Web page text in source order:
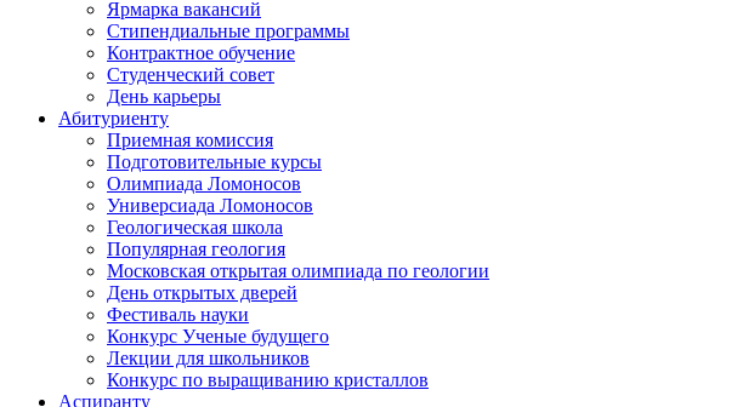
Ярмарка вакансий
Стипендиальные программы
Контрактное обучение
Студенческий совет
День карьеры
Абитуриенту
Приемная комиссия
Подготовительные курсы
Олимпиада Ломоносов
Универсиада Ломоносов
Геологическая школа
Популярная геология
Московская открытая олимпиада по геологии
День открытых дверей
Фестиваль науки
Конкурс Ученые будущего
Лекции для школьников
Конкурс по выращиванию кристаллов
Аспиранту